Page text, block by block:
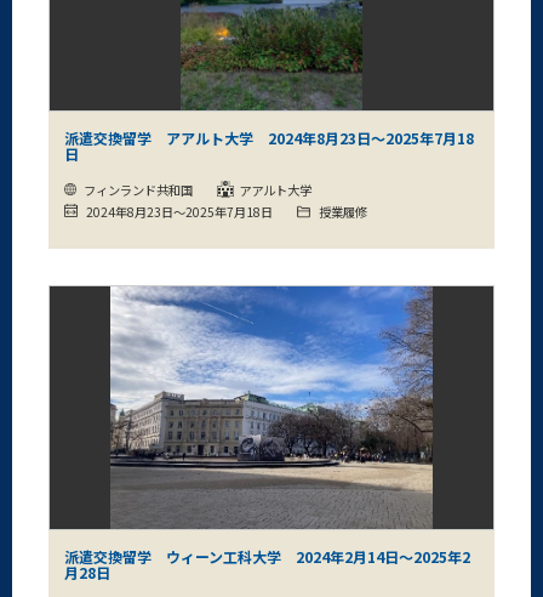
派遣交換留学 アアルト大学 2024年8月23日～2025年7月18
日
フィンランド共和国
アアルト大学
2024年8月23日～2025年7月18日
授業履修
派遣交換留学 ウィーン工科大学 2024年2月14日～2025年2
月28日